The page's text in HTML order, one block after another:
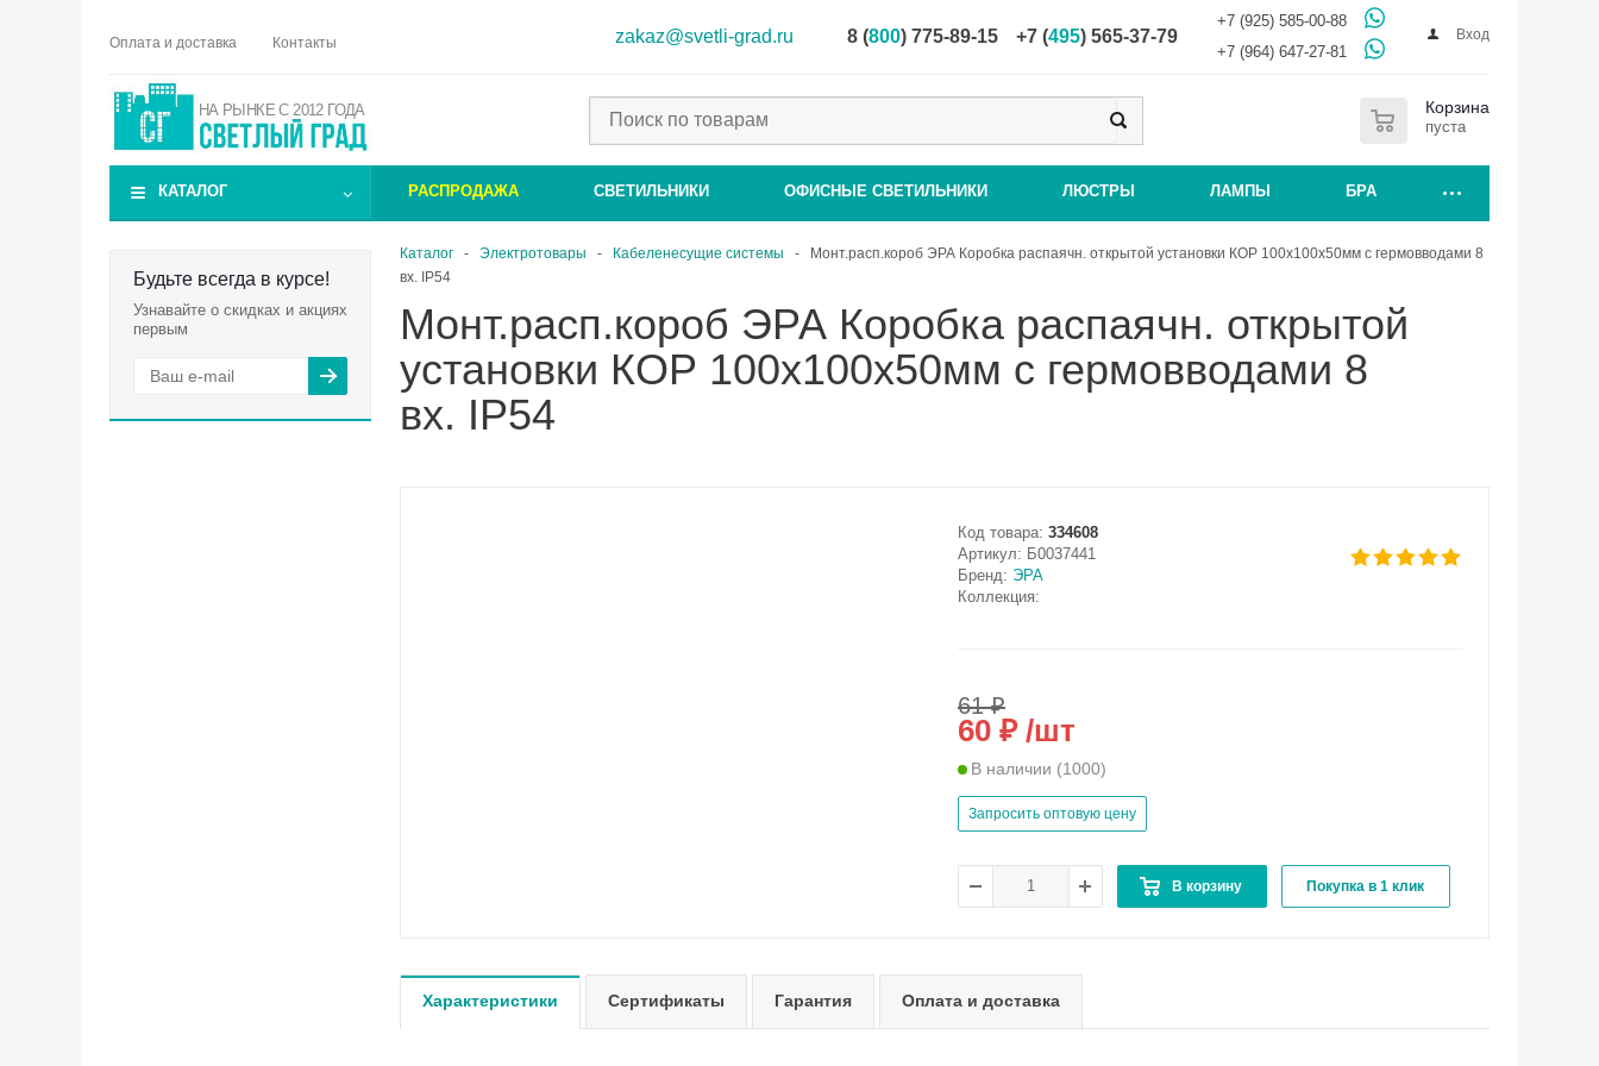
Оплата и доставка Контакты zakaz@svetli-grad.ru 8 (800) 775-89-15 +7 (495) 565-37-79
+7 (925) 585-00-88
+7 (964) 647-27-81
Вход
НА РЫНКЕ С 2012 ГОДА Корзина
пуста
КАТАЛОГ РАСПРОДАЖА СВЕТИЛЬНИКИ ОФИСНЫЕ СВЕТИЛЬНИКИ ЛЮСТРЫ ЛАМПЫ БРА
Будьте всегда в курсе!
Узнавайте о скидках и акциях
первым
Каталог - Электротовары - Кабеленесущие системы -
Монт.расп.короб ЭРА Коробка распаячн. открытой установки КОР 100х100х50мм с гермовводами 8
вх. IP54
Монт.расп.короб ЭРА Коробка распаячн. открытой
установки КОР 100х100х50мм с гермовводами 8
вх. IP54
Код товара: 334608
Артикул: Б0037441
Бренд: ЭРА
Коллекция:
61 ₽
60 ₽ /шт
В наличии (1000)
Запросить оптовую цену
В корзину Покупка в 1 клик
Характеристики Сертификаты Гарантия Оплата и доставка